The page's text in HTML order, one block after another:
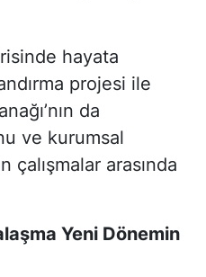
hayata
projesi ile
da
ve kurumsal
çalışmalar arasında
Yeni Dönemin